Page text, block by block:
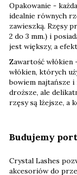
Opakowanie -
idealnie równych
zawieszką. Rzęsy
2 do 3 mm.) i
jest większy, a
Zawartość włókien
włókien, których
bowiem najtańsze i
droższe, ale
rzęsy są lżejsze, a
Budujemy
Crystal Lashes
akcesoriów do